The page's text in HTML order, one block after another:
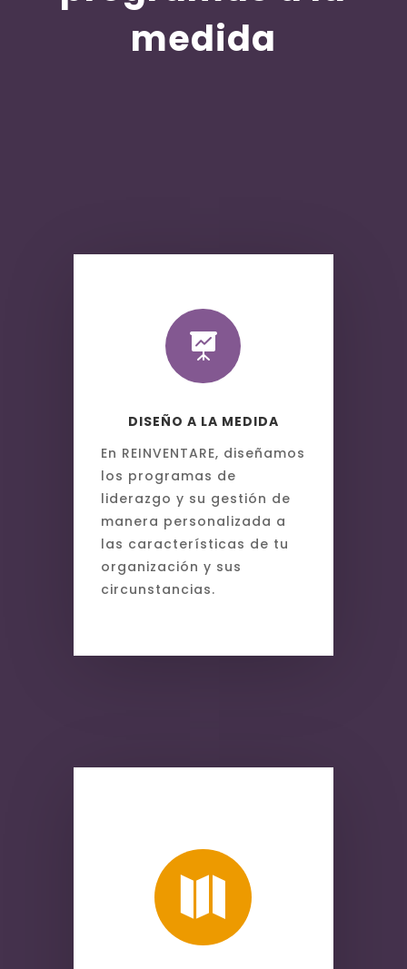
medida

DISEÑO A LA MEDIDA
En REINVENTARE, diseñamos
los programas de
liderazgo y su gestión de
manera personalizada a
las características de tu
organización y sus
circunstancias.
